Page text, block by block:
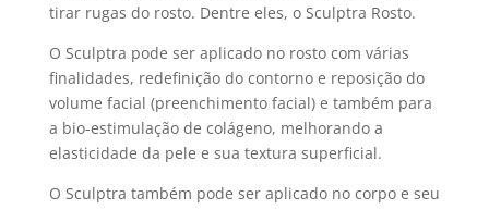
tirar rugas do rosto. Dentre eles, o Sculptra Rosto.
O Sculptra pode ser aplicado no rosto com várias
finalidades, redefinição do contorno e reposição do
volume facial (preenchimento facial) e também para
a bio-estimulação de colágeno, melhorando a
elasticidade da pele e sua textura superficial.
O Sculptra também pode ser aplicado no corpo e seu